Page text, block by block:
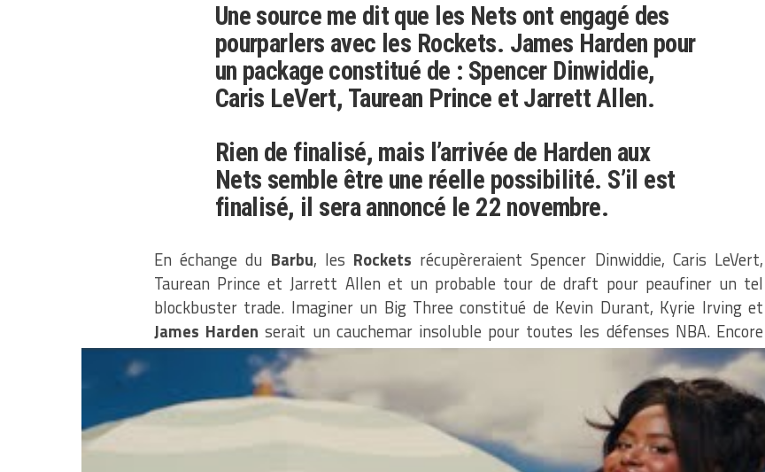
Une source me dit que les Nets ont engagé des
pourparlers avec les Rockets. James Harden pour
un package constitué de : Spencer Dinwiddie,
Caris LeVert, Taurean Prince et Jarrett Allen.
Rien de finalisé, mais l’arrivée de Harden aux
Nets semble être une réelle possibilité. S’il est
finalisé, il sera annoncé le 22 novembre.
En échange du Barbu, les Rockets récupèreraient Spencer Dinwiddie, Caris LeVert,
Taurean Prince et Jarrett Allen et un probable tour de draft pour peaufiner un tel
blockbuster trade. Imaginer un Big Three constitué de Kevin Durant, Kyrie Irving et
James Harden serait un cauchemar insoluble pour toutes les défenses NBA. Encore
proche de la science-fiction, un tel transfert serait un choc absolu au sein d’une NBA de
plus en plus polarisée. Cependant,
a bien manifesté quelques doutes
quant à la direction prise par la franchise mais semble vouloir encore rester dans le
Texas. Il parait assez difficile de voir lesRockets
se séparer du visage de la franchise qui